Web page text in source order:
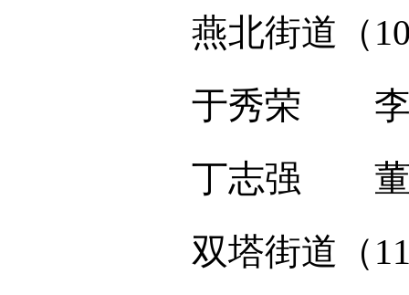
燕北街道（
于秀荣 李
丁志强
双塔街道（